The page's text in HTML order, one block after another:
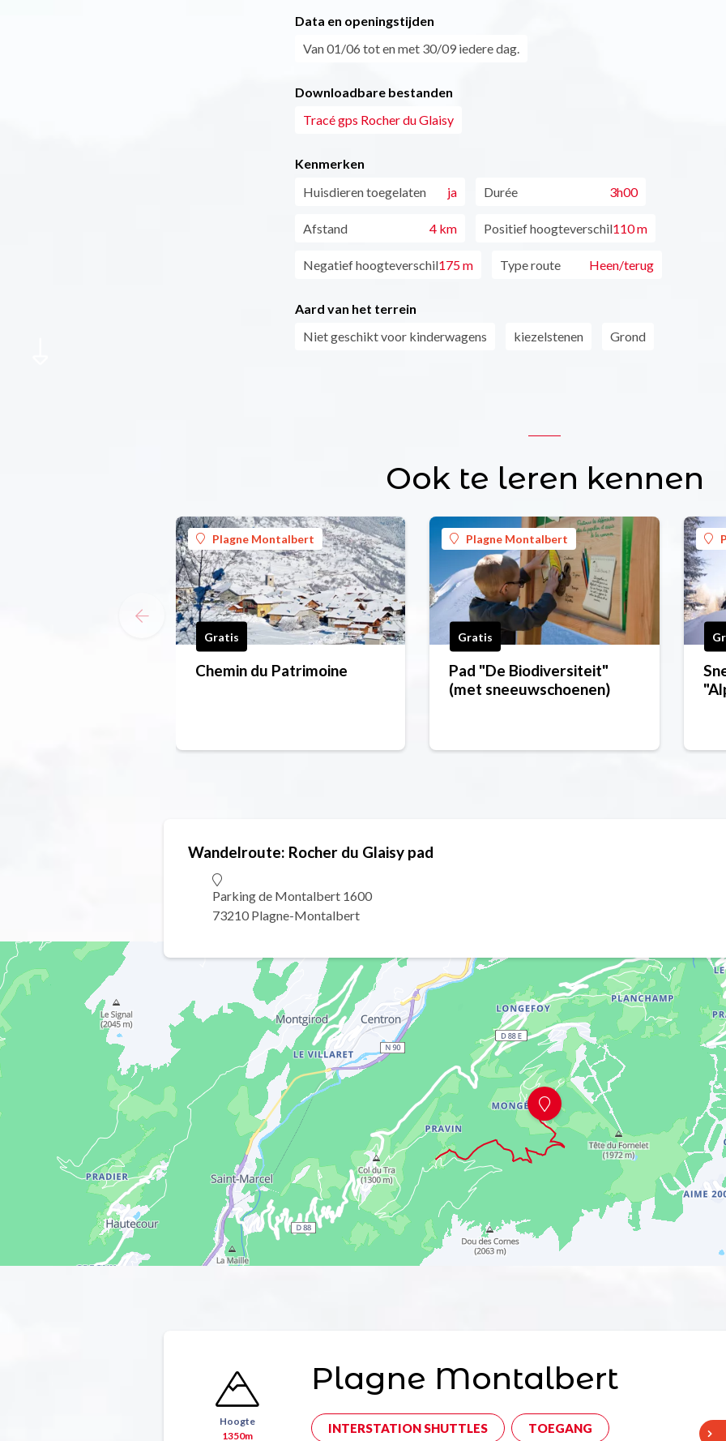
Data en openingstijden
Van 01/06 tot en met 30/09 iedere dag.
Downloadbare bestanden
Tracé gps Rocher du Glaisy
Kenmerken
Huisdieren toegelaten
ja Durée 3h00
Afstand 4 km Positief hoogteverschil110 m
Negatief hoogteverschil175 m Type route Heen/terug
Aard van het terrein
Niet geschikt voor kinderwagens
kiezelstenen Grond
Ook te leren kennen
Plagne Montalbert
Gratis
Chemin du Patrimoine
Plagne Montalbert
Gratis
Pad "De Biodiversiteit"
(met sneeuwschoenen)
Wandelroute: Rocher du Glaisy pad
Parking de Montalbert 1600
73210 Plagne-Montalbert
Hoogte
1350m
Plagne Montalbert
INTERSTATION SHUTTLES TOEGANG